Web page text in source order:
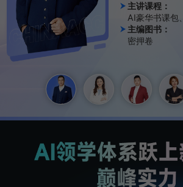
主讲课程：
AI豪华书课包
主编图书：
密押卷